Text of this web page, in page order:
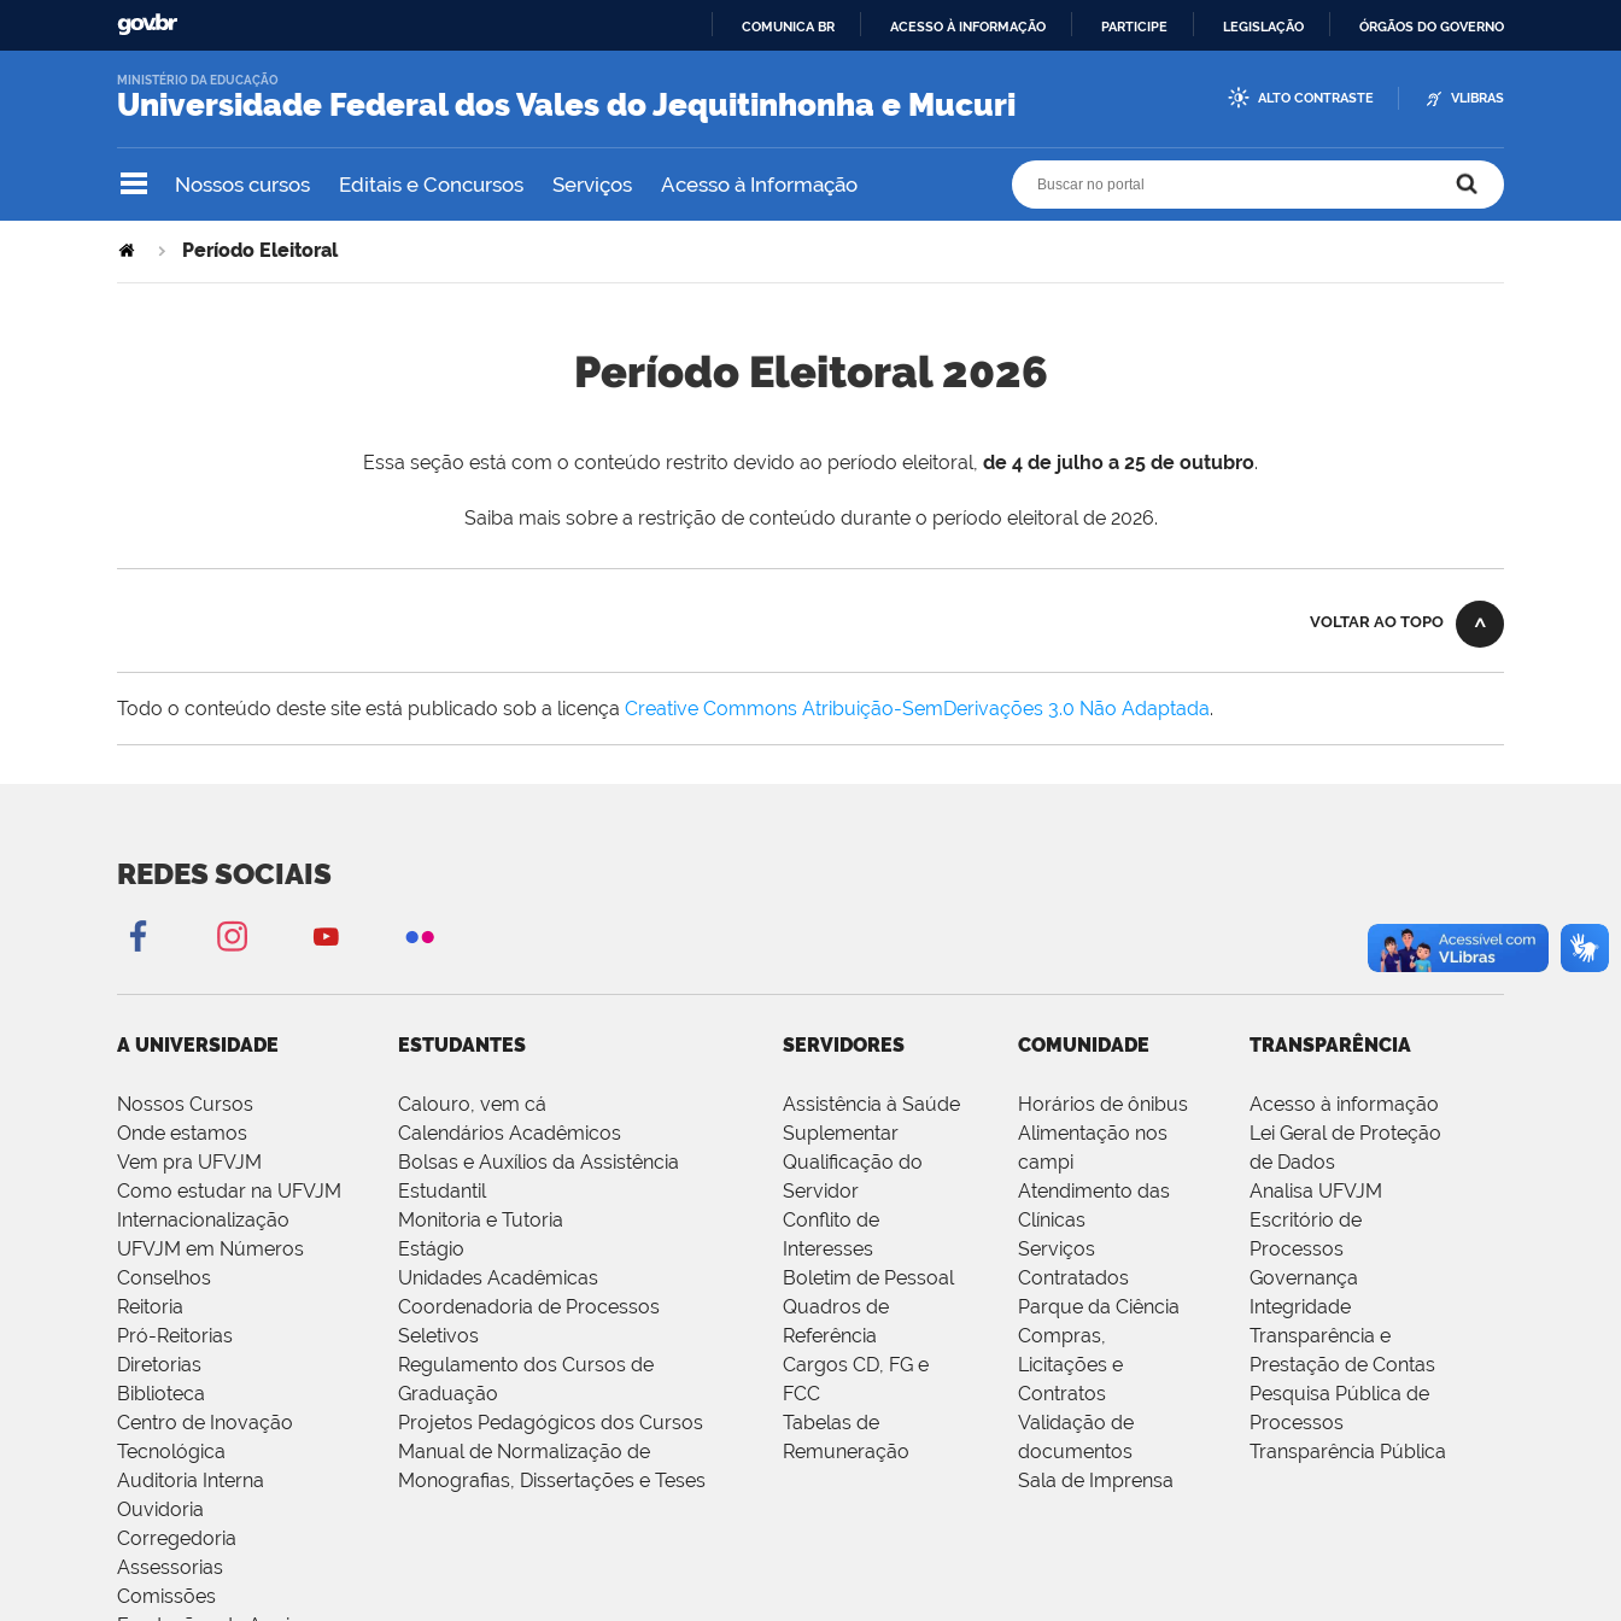
O
COMUNICA BR ACESSO À INFORMAÇÃO PARTICIPE LEGISLAÇÃO ÓRGÃOS DO GOVERNO
Universidade Federal dos Vales do Jequitinhonha e Mucuri
MINISTÉRIO DA EDUCAÇÃO
ALTO CONTRASTE VLIBRAS
Nossos cursos Editais e Concursos Serviços Acesso à Informação
Período Eleitoral
Período Eleitoral 2026
Essa seção está com o conteúdo restrito devido ao período eleitoral, de 4 de julho a 25 de outubro.
Saiba mais sobre a restrição de conteúdo durante o período eleitoral de 2026.
VOLTAR AO TOPO
Todo o conteúdo deste site está publicado sob a licença Creative Commons Atribuição-SemDerivações 3.0 Não Adaptada.
REDES SOCIAIS
A UNIVERSIDADE
Nossos Cursos
Onde estamos
Vem pra UFVJM
Como estudar na UFVJM
Internacionalização
UFVJM em Números
Conselhos
Reitoria
Pró-Reitorias
Diretorias
Biblioteca
Centro de Inovação
Tecnológica
Auditoria Interna
Ouvidoria
Corregedoria
Assessorias
Comissões
ESTUDANTES
Calouro, vem cá
Calendários Acadêmicos
Bolsas e Auxílios da Assistência
Estudantil
Monitoria e Tutoria
Estágio
Unidades Acadêmicas
Coordenadoria de Processos
Seletivos
Regulamento dos Cursos de
Graduação
Projetos Pedagógicos dos Cursos
Manual de Normalização de
Monografias, Dissertações e Teses
SERVIDORES
Assistência à Saúde
Suplementar
Qualificação do
Servidor
Conflito de
Interesses
Boletim de Pessoal
Quadros de
Referência
Cargos CD, FG e
FCC
Tabelas de
Remuneração
COMUNIDADE
Horários de ônibus
Alimentação nos
campi
Atendimento das
Clínicas
Serviços
Contratados
Parque da Ciência
Compras,
Licitações e
Contratos
Validação de
documentos
Sala de Imprensa
TRANSPARÊNCIA
Acesso à informação
Lei Geral de Proteção
de Dados
Analisa UFVJM
Escritório de
Processos
Governança
Integridade
Transparência e
Prestação de Contas
Pesquisa Pública de
Processos
Transparência Pública